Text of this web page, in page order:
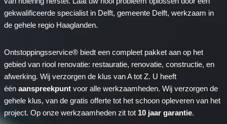
gekwalificeerde specialist in Delft, gemeente Delft, werkzaam in
de gehele regio Haaglanden.
Ontstoppingsservice® biedt een compleet pakket aan op het
gebied van riool renovatie: restauratie, renovatie, constructie, en
afwerking. Wij verzorgen de klus van A tot Z. U heeft
één aanspreekpuntvoor alle werkzaamheden. Wij verzorgen de
gehele klus, van de gratis offerte tot het schoon opleveren van het
project. Op onze werkzaamheden zit tot 10 jaar garantie.